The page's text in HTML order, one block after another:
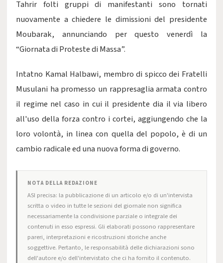
Tahrir folti gruppi di manifestanti sono tornati
nuovamente a chiedere le dimissioni del presidente
Moubarak, annunciando per questo venerdì la
“Giornata di Proteste di Massa”.
Intatno Kamal Halbawi, membro di spicco dei Fratelli
Musulani ha promesso un rappresaglia armata contro
il regime nel caso in cui il presidente dia il via libero
all'uso della forza contro i cortei, aggiungendo che la
loro volontà, in linea con quella del popolo, è di un
cambio radicale ed una nuova forma di governo.
NOTA DELLA REDAZIONE
ASI precisa: la pubblicazione di un articolo e/o di un'intervista
scritta o video in tutte le sezioni del giornale non significa
necessariamente la condivisione parziale o integrale dei
contenuti in esso espressi. Gli elaborati possono rappresentare
pareri, interpretazioni e ricostruzioni storiche anche
soggettive. Pertanto, le responsabilità delle dichiarazioni sono
dell'autore e/o dell'intervistato che ci ha fornito il contenuto.